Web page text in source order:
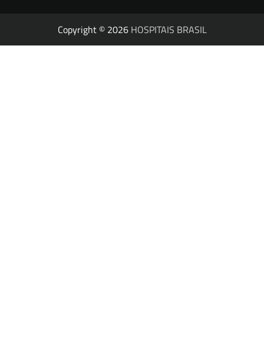
Copyright © 2026 HOSPITAIS BRASIL